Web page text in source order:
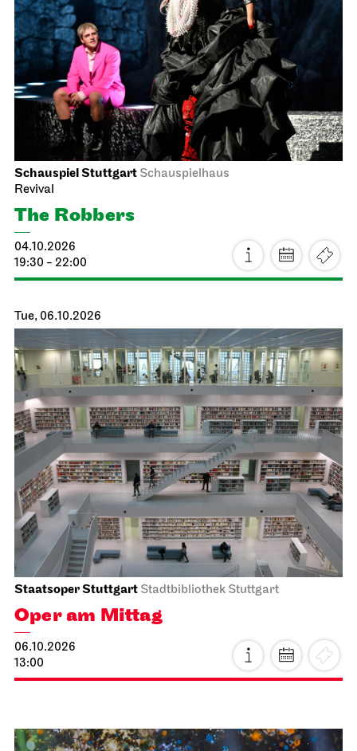
Schauspiel Stuttgart Schauspielhaus
Revival
The Robbers
04.10.2026
19:30 - 22:00
Tue, 06.10.2026
Staatsoper Stuttgart Stadtbibliothek Stuttgart
Oper am Mittag
06.10.2026
13:00